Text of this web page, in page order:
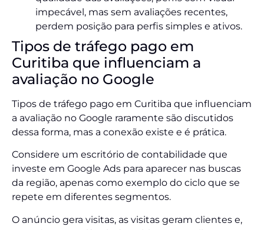
impecável, mas sem avaliações recentes,
perdem posição para perfis simples e ativos.
Tipos de tráfego pago em
Curitiba que influenciam a
avaliação no Google
Tipos de tráfego pago em Curitiba que influenciam
a avaliação no Google raramente são discutidos
dessa forma, mas a conexão existe e é prática.
Considere um escritório de contabilidade que
investe em Google Ads para aparecer nas buscas
da região, apenas como exemplo do ciclo que se
repete em diferentes segmentos.
O anúncio gera visitas, as visitas geram clientes e,